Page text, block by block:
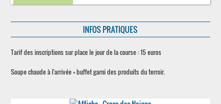
INFOS PRATIQUES
Tarif des inscriptions sur place le jour de la course : 15 euros
Soupe chaude à l'arrivée + buffet garni des produits du terroir.